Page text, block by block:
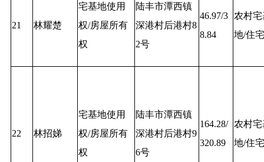
21 林耀楚
宅基地使用
权/房屋所有
权
陆丰市潭西镇
深港村后港村8
2号
46.97/3
8.84
农村宅
地/住宅
22 林招娣
宅基地使用
权/房屋所有
权
陆丰市潭西镇
深港村后港村9
6号
164.28/
320.89
农村宅
地/住宅